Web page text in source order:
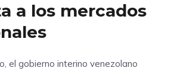
a los mercados
el gobierno interino venezolano